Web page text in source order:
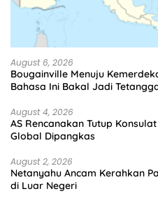
August 6, 2026
Bougainville Menuju
Bahasa Ini Bakal Jadi
August 4, 2026
AS Rencanakan Tutup
Global Dipangkas
August 2, 2026
Netanyahu Ancam Kerahkan
di Luar Negeri